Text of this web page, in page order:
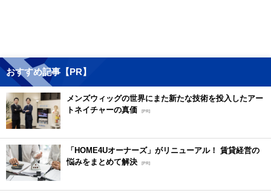
おすすめ記事【PR】
メンズウィッグの世界にまた新たな技術を投入したアー
トネイチャーの真価 [PR]
「HOME4Uオーナーズ」がリニューアル！ 賃貸経営の
悩みをまとめて解決 [PR]